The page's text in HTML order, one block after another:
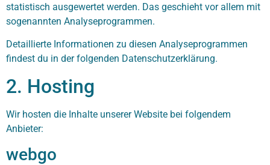
statistisch ausgewertet werden. Das geschieht vor allem mit
sogenannten Analyseprogrammen.
Detaillierte Informationen zu diesen Analyseprogrammen
findest du in der folgenden Datenschutzerklärung.
2. Hosting
Wir hosten die Inhalte unserer Website bei folgendem
Anbieter:
webgo